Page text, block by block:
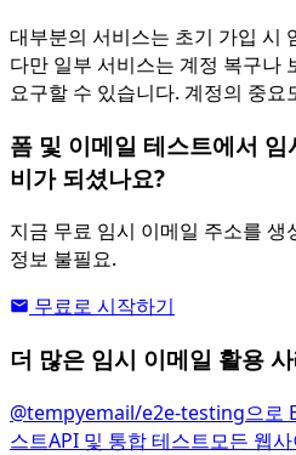
대부분의 서비스는 초기 가입 시
다만 일부 서비스는 계정 복구나
요구할 수 있습니다. 계정의 중요
폼 및 이메일 테스트에서
비가 되셨나요?
지금 무료 임시 이메일 주소를 생
정보 불필요.
무료로 시작하기
더 많은 임시 이메일 활용
@tempyemail/e2e-testing으로
스트API 및 통합 테스트모든 웹